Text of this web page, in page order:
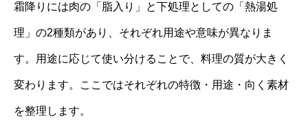
霜降りには肉の「脂入り」と下処理としての「熱湯処
理」の2種類があり、それぞれ用途や意味が異なりま
す。用途に応じて使い分けることで、料理の質が大きく
変わります。ここではそれぞれの特徴・用途・向く素材
を整理します。